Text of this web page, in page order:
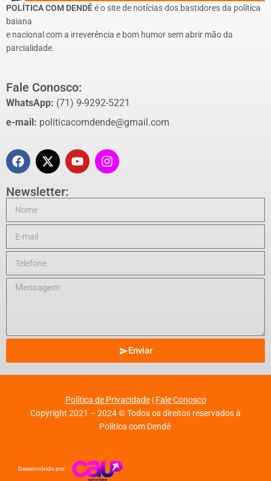
POLÍTICA COM DENDÊé o site de notícias dos bastidores da política
baiana
e nacional com a irreverência e bom humor sem abrir mão da
parcialidade.
Fale Conosco:
WhatsApp: (71) 9-9292-5221
e-mail: politicacomdende@gmail.com
Newsletter:
Enviar
Política de Privacidade| Fale Conosco
Copyright 2021 – 2024 © Todos os direitos reservados à
Política com Dendê
Desenvolvido por